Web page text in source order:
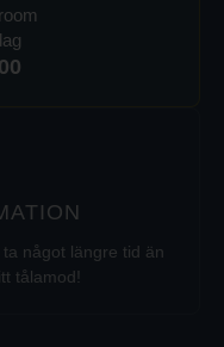
något längre tid än
tålamod!